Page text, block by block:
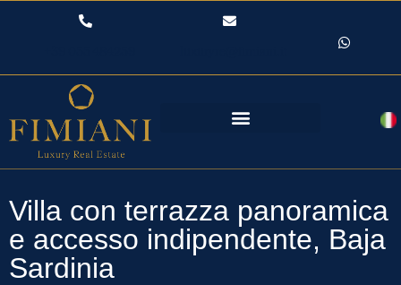
Villa con terrazza panoramica
e accesso indipendente, Baja
Sardinia